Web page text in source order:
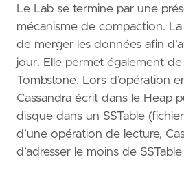
Le Lab se termine par une
mécanisme de compaction.
de merger les données afin
jour. Elle permet également
Tombstone. Lors d’opération
Cassandra écrit dans le Heap
disque dans un SSTable
d’une opération de lecture,
d’adresser le moins de